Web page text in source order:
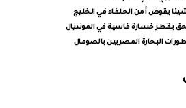
يقوض أمن الحلفاء في الخليج
بقطر خسارة قاسية في المونديال
البحارة المصريين بالصومال